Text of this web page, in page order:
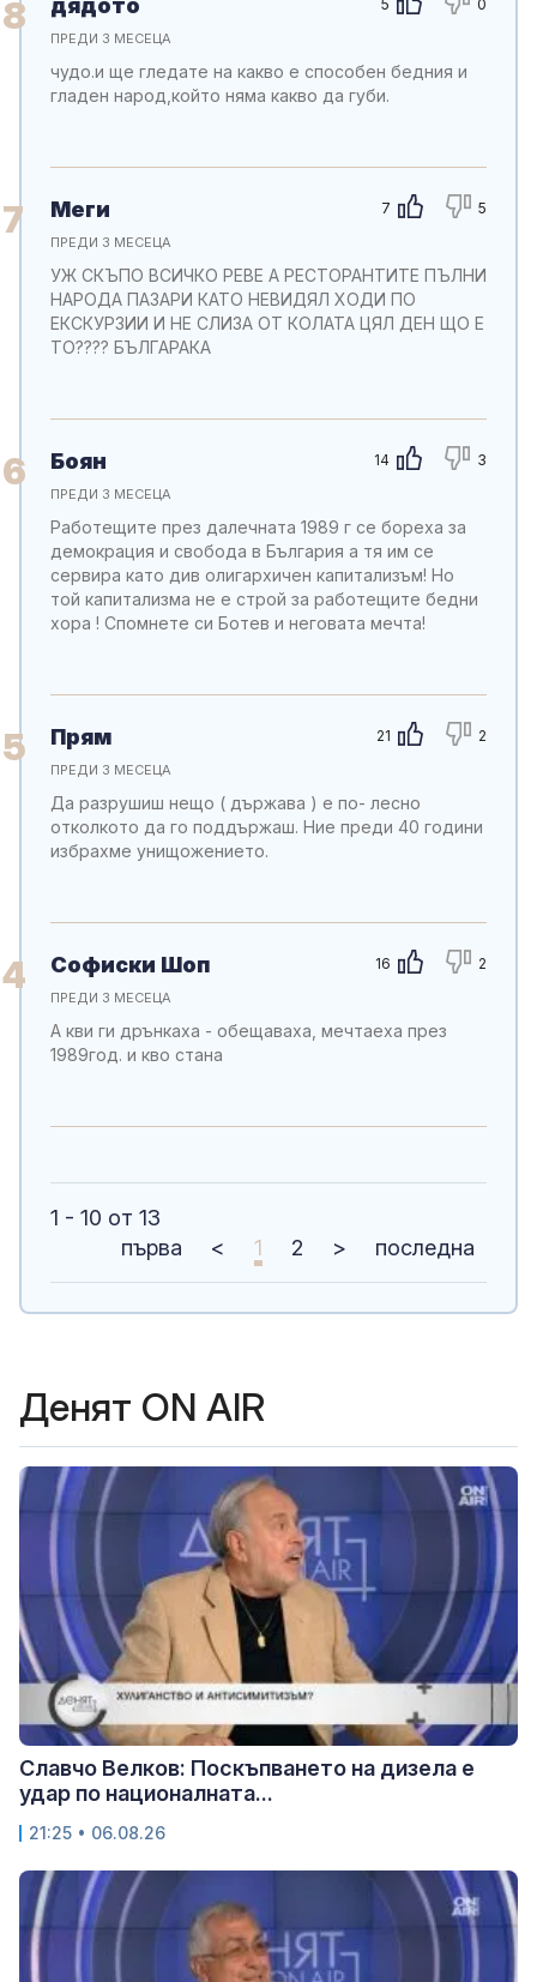
8 5 0
дядото
ПРЕДИ 3 МЕСЕЦА
чудо.и ще гледате на какво е способен бедния и
гладен народ,който няма какво да губи.
7 7 5
Меги
ПРЕДИ 3 МЕСЕЦА
УЖ СКЪПО ВСИЧКО РЕВЕ А РЕСТОРАНТИТЕ ПЪЛНИ
НАРОДА ПАЗАРИ КАТО НЕВИДЯЛ ХОДИ ПО
ЕКСКУРЗИИ И НЕ СЛИЗА ОТ КОЛАТА ЦЯЛ ДЕН ЩО Е
ТО???? БЪЛГАРАКА
6 14 3
Боян
ПРЕДИ 3 МЕСЕЦА
Работещите през далечната 1989 г се бореха за
демокрация и свобода в България а тя им се
сервира като див олигархичен капитализъм! Но
той капитализма не е строй за работещите бедни
хора ! Спомнете си Ботев и неговата мечта!
5 21 2
Прям
ПРЕДИ 3 МЕСЕЦА
Да разрушиш нещо ( държава ) е по- лесно
отколкото да го поддържаш. Ние преди 40 години
избрахме унищожението.
4 16 2
Софиски Шоп
ПРЕДИ 3 МЕСЕЦА
А кви ги дрънкаха - обещаваха, мечтаеха през
1989год. и кво стана
1 - 10 от 13
първа
< 1 2 > последна
Денят ON AIR
Славчо Велков: Поскъпването на дизела е
удар по националната...
21:25 • 06.08.26